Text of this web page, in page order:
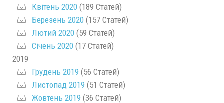
Квітень 2020 (189 Статей)
Березень 2020 (157 Статей)
Лютий 2020 (59 Статей)
Січень 2020 (17 Статей)
2019
Грудень 2019 (56 Статей)
Листопад 2019 (51 Статей)
Жовтень 2019 (36 Статей)